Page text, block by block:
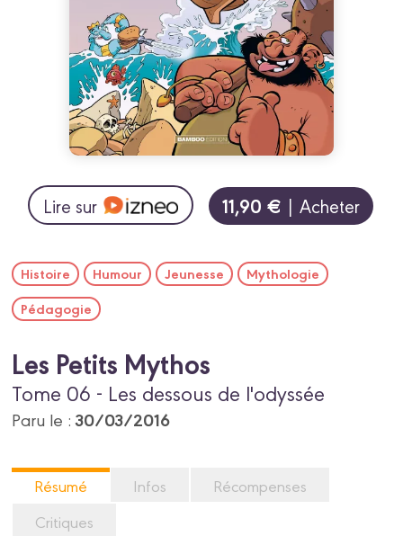
Lire sur 11,90 € | Acheter
Histoire Humour Jeunesse
Mythologie
Pédagogie
Les Petits Mythos
Tome 06 - Les dessous de l'odyssée
Paru le :30/03/2016
Résumé Infos
Récompenses
Critiques